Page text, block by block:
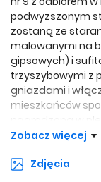
podwyższonym
zostaną ze
malowanymi na
gipsowych) i
trzyszybowymi z
gniazdami i
mieszkańców
nagrodzona w
bogato
mieszczące się
Zobacz więcej
Zdjęcia